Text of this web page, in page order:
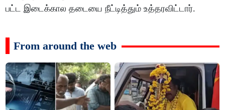
பட்ட இடைக்கால தடையை நீட்டித்தும் உத்தரவிட்டார்.
From around the web